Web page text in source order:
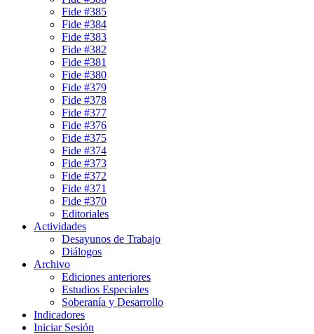
Fide #385
Fide #384
Fide #383
Fide #382
Fide #381
Fide #380
Fide #379
Fide #378
Fide #377
Fide #376
Fide #375
Fide #374
Fide #373
Fide #372
Fide #371
Fide #370
Editoriales
Actividades
Desayunos de Trabajo
Diálogos
Archivo
Ediciones anteriores
Estudios Especiales
Soberanía y Desarrollo
Indicadores
Iniciar Sesión